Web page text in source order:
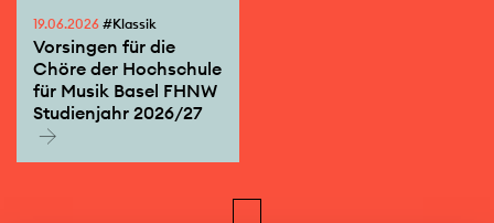
19.06.2026 #Klassik
Vorsingen für die
Chöre der Hochschule
für Musik Basel FHNW
Studienjahr 2026/27